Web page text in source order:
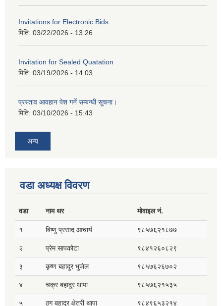
Invitations for Electronic Bids
मिति: 03/22/2026 - 13:26
Invitation for Sealed Quatation
मिति: 03/19/2026 - 14:03
प्रस्ताव आवहान पेश गर्ने सम्बन्धी सूचना।
मिति: 03/10/2026 - 15:43
अन्य
वडा अध्यक्ष विवरण
वडा नाम थर मोवाइल नं.
१ बिष्णु प्रसाद आचार्य ९८५७६२१८७७
२ प्रेम सापकोटा ९८४१२६०८२९
३ कृष्ण बहादुर भुजेल ९८५७६२६७०२
४ चक्र बहादुर थापा ९८५७६२१५३५
५ ठग बहादुर क्षेत्री थापा ९८४९६५३२१४